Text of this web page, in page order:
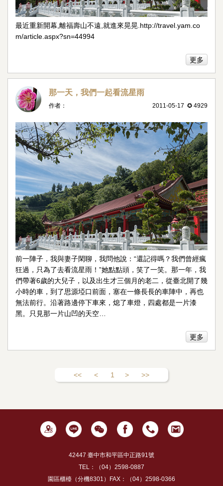
最近重新開幕,離福壽山不遠,就進來晃晃.http://travel.yam.co
m/article.aspx?sn=44994
更多
那一天，我們一起看流星雨
2011-05-17 ✪ 4929
作者：
前一陣子，我與妻子閑聊，我問他說：“還記得嗎？我們曾經瘋
狂過，只為了去看流星雨！”她點點頭，笑了一笑。那一年，我
們帶著6歲的大兒子，以及出生才三個月的老二，從臺北開了幾
小時的車，到了思源埡口前面，塞在一條長長的車陣中，再也
無法前行。沿著路邊停下車來，熄了車燈，四處都是一片漆
黑。只見那一片山凹的天空…
更多
<< < 1 > >>
42447 臺中市和平區中正路91號
TEL：（04）2598-0887
園區櫃檯（分機8301）FAX：（04）2598-0366